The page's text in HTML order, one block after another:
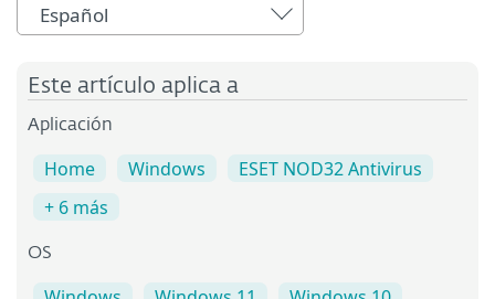
Español
Este artículo aplica a
Aplicación
Home Windows
ESET NOD32 Antivirus
+ 6 más
OS